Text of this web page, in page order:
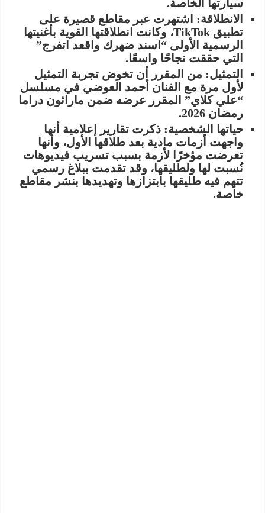
سيارتها الخاصة.
الانطلاقة: اشتهرت عبر مقاطع قصيرة على
تطبيقTikTok، وكانت انطلاقتها القوية بأغنيتها
الرسمية الأولى “اسند ضهرك واقعد اتفرج”
التي حققت نجاحًا واسعًا.
التمثيل: من المقرر أن تخوض تجربة التمثيل
لأول مرة مع الفنان أحمد العوضي في مسلسل
“علي كلاي” المقرر عرضه ضمن ماراثون دراما
رمضان 2026.
حياتها الشخصية: ذكرت تقارير إعلامية أنها
واجهت أزمات مادية بعد طلاقها الأول، وأنها
تعرضت مؤخرًا لأزمة بسبب تسريب فيديوهات
نُسبت لها ولطليقها، وقد تقدمت ببلاغ رسمي
تتهم فيه طليقها بابتزازها وتهديدها بنشر مقاطع
خاصة.